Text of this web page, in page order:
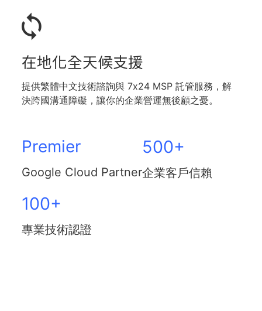
在地化全天候支援
提供繁體中文技術諮詢與 7x24 MSP 託管服務，解
決跨國溝通障礙，讓你的企業營運無後顧之憂。
Premier
​Google Cloud Partner​
​500+​
企業客戶信賴​
100+
專業技術認證​